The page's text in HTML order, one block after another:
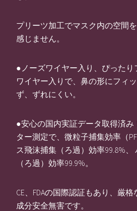
プリーツ加工でマスク内の空間
感じません。
●ノーズワイヤー入り、ぴったり
ワイヤー入りで、鼻の形にフィ
ず、ずれにくい。
●安心の国内実証データ取得済み
ター測定で、微粒子捕集効率（
ス飛沫捕集（ろ過）効率99.8%
（ろ過）効率99.9%。
CE、FDAの国際認証もあり、厳
成分安全無害です。